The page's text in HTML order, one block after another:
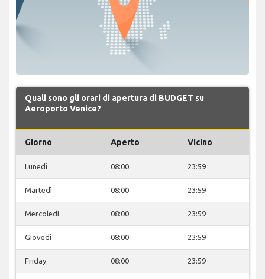
Quali sono gli orari di apertura di BUDGET su
Aeroporto Venice?
Giorno Aperto Vicino
Lunedi 08:00 23:59
Martedì 08:00 23:59
Mercoledì 08:00 23:59
Giovedi 08:00 23:59
Friday 08:00 23:59